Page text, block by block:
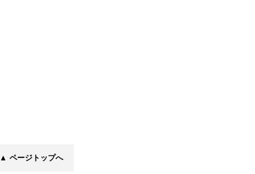
▲ ページトップへ